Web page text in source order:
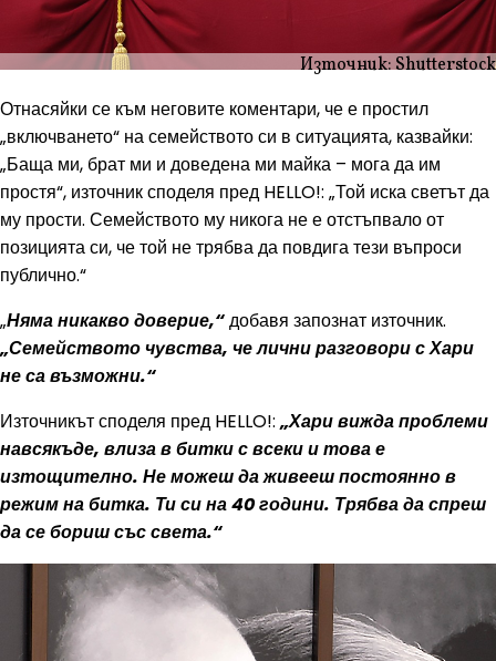
Източник: Shutterstock
Отнасяйки се към неговите коментари, че е простил
„включването“ на семейството си в ситуацията, казвайки:
„Баща ми, брат ми и доведена ми майка – мога да им
простя“, източник споделя пред HELLO!: „Той иска светът да
му прости. Семейството му никога не е отстъпвало от
позицията си, че той не трябва да повдига тези въпроси
публично.“
„Няма никакво доверие,“добавя запознат източник.
„Семейството чувства, че лични разговори с Хари
не са възможни.“
Източникът споделя пред HELLO!: „Хари вижда проблеми
навсякъде, влиза в битки с всеки и това е
изтощително. Не можеш да живееш постоянно в
режим на битка. Ти си на 40 години. Трябва да спреш
да се бориш със света.“